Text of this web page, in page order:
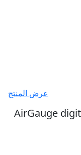
عرض المنتج
AirGauge